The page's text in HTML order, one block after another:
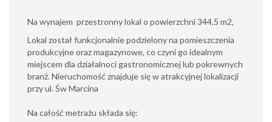
Na wynajem przestronny lokal o powierzchni 344,5 m2,
Lokal został funkcjonalnie podzielony na pomieszczenia
produkcyjne oraz magazynowe, co czyni go idealnym
miejscem dla działalnoci gastronomicznej lub pokrewnych
branż. Nieruchomość znajduje się w atrakcyjnej lokalizacji
przy ul. Św Marcina
Na całość metrażu składa się: